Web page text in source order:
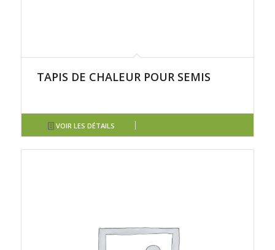
TAPIS DE CHALEUR POUR SEMIS
VOIR LES DÉTAILS